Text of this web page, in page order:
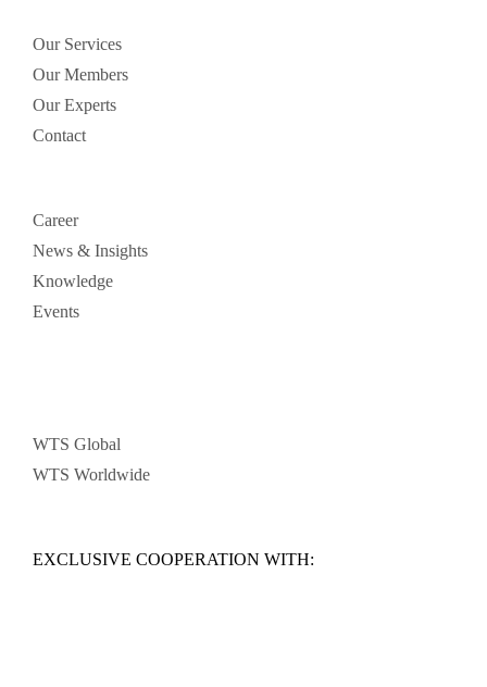
Our Services
Our Members
Our Experts
Contact
Career
News & Insights
Knowledge
Events
WTS Global
WTS Worldwide
EXCLUSIVE COOPERATION WITH: